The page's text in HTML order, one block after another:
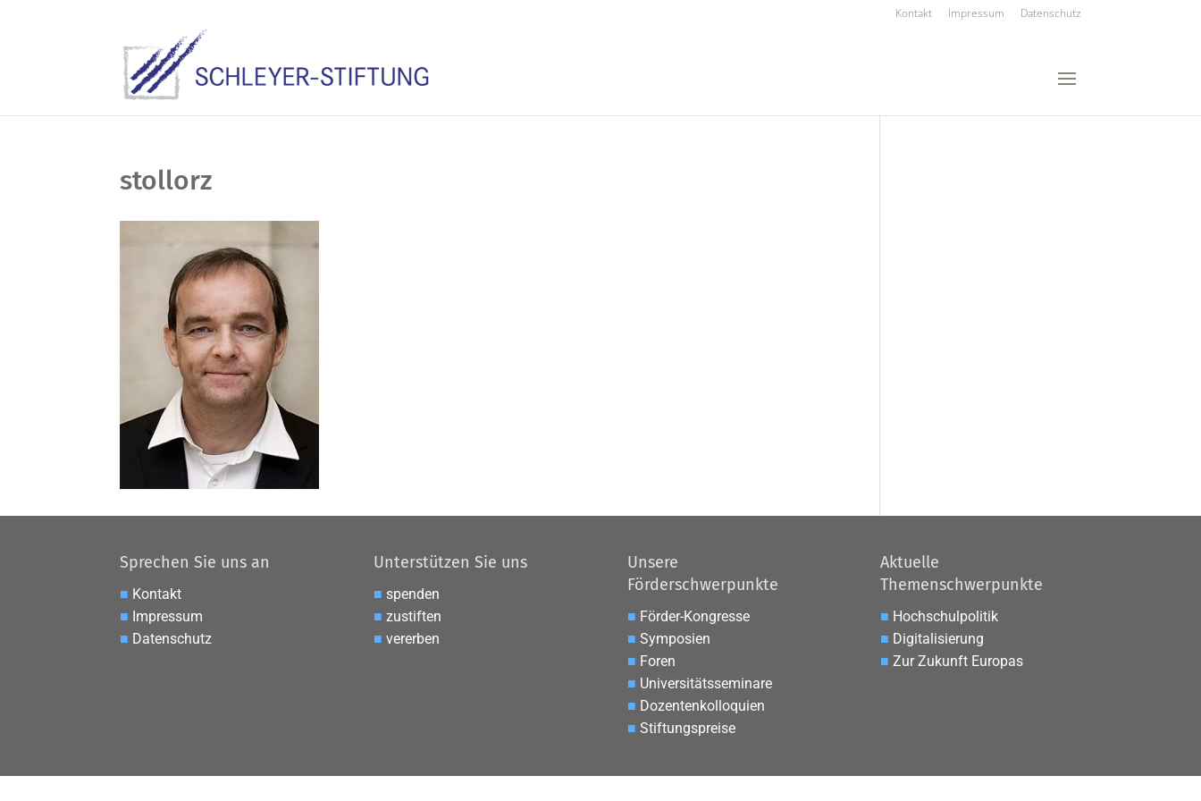
Kontakt Impressum Datenschutz
stollorz
Sprechen Sie uns an
■ Kontakt
■ Impressum
■ Datenschutz
Unterstützen Sie uns
■ spenden
■ zustiften
■ vererben
Unsere
Förderschwerpunkte
■ Förder-Kongresse
■ Symposien
■ Foren
■ Universitätsseminare
■ Dozentenkolloquien
■ Stiftungspreise
Aktuelle
Themenschwerpunkte
■ Hochschulpolitik
■ Digitalisierung
■ Zur Zukunft Europas